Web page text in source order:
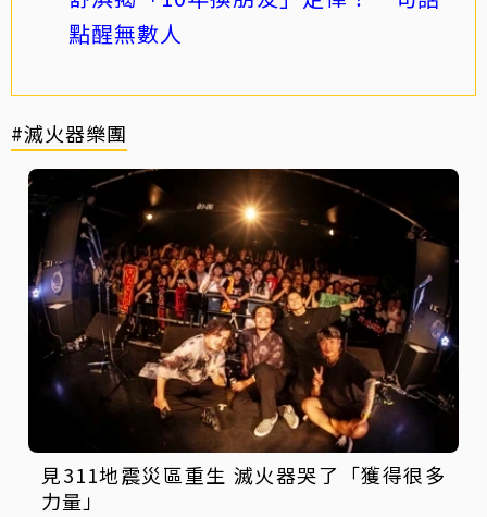
點醒無數人
#滅火器樂團
見311地震災區重生 滅火器哭了「獲得很多
力量」